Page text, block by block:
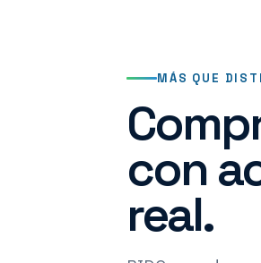
MÁS QUE
con
real.